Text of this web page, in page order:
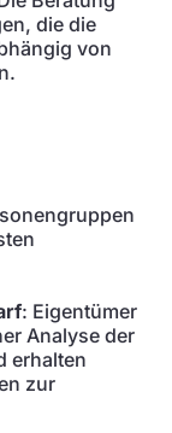
die die
von
: Eigentümer
Analyse der
erhalten
zur